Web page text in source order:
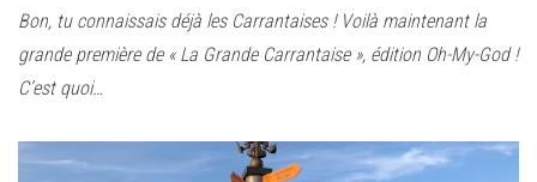
Bon, tu connaissais déjà les Carrantaises ! Voilà maintenant la
grande première de « La Grande Carrantaise », édition Oh-My-God !
C’est quoi…